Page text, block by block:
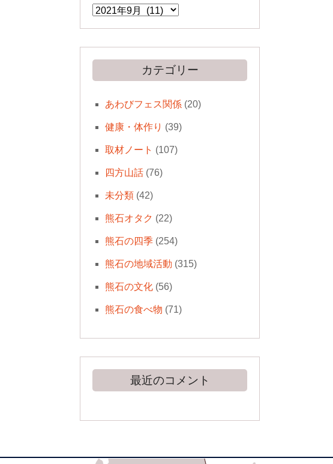
ア
ー
カ
カテゴリー
あわびフェス関係(20)
健康・体作り (39)
取材ノート (107)
四方山話(76)
未分類(42)
熊石オタク (22)
熊石の四季(254)
熊石の地域活動 (315)
熊石の文化(56)
熊石の食べ物 (71)
最近のコメント